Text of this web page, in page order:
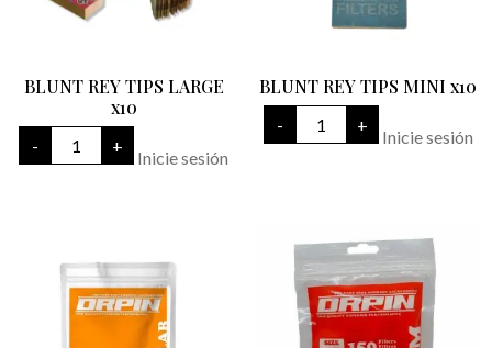
BLUNT REY TIPS LARGE
x10
-
BLUNT
REY
TIPS
+
Inicie sesión
BLUNT REY TIPS MINI x10
-
BLUNT
REY
TIPS
+
Inicie sesión